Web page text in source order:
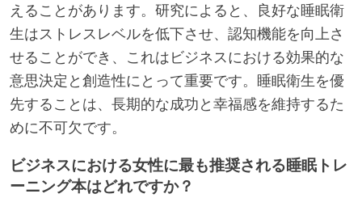
えることがあります。研究によると、良好な睡眠衛
生はストレスレベルを低下させ、認知機能を向上さ
せることができ、これはビジネスにおける効果的な
意思決定と創造性にとって重要です。睡眠衛生を優
先することは、長期的な成功と幸福感を維持するた
めに不可欠です。
ビジネスにおける女性に最も推奨される睡眠トレ
ーニング本はどれですか？